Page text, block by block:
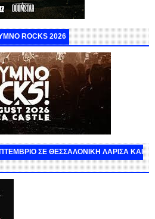
ROCKS 2026
ΣΕ ΘΕΣΣΑΛΟΝΙΚΗ ΛΑΡΙΣΑ ΚΑΙ